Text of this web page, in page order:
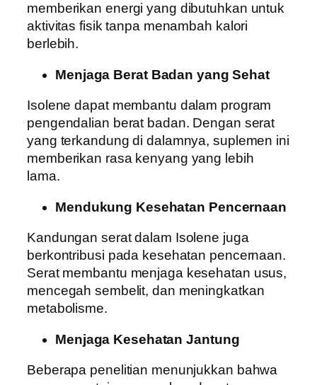
memberikan energi yang dibutuhkan untuk
aktivitas fisik tanpa menambah kalori
berlebih.
Menjaga Berat Badan yang Sehat
Isolene dapat membantu dalam program
pengendalian berat badan. Dengan serat
yang terkandung di dalamnya, suplemen ini
memberikan rasa kenyang yang lebih
lama.
Mendukung Kesehatan Pencernaan
Kandungan serat dalam Isolene juga
berkontribusi pada kesehatan pencernaan.
Serat membantu menjaga kesehatan usus,
mencegah sembelit, dan meningkatkan
metabolisme.
Menjaga Kesehatan Jantung
Beberapa penelitian menunjukkan bahwa